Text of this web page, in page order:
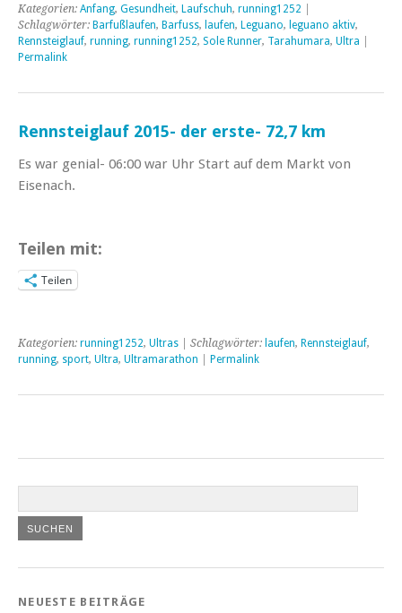
Kategorien: Anfang, Gesundheit, Laufschuh, running1252
Schlagwörter: Barfußlaufen, Barfuss, laufen, Leguano, leguano aktiv,
Rennsteiglauf, running, running1252, Sole Runner, Tarahumara, Ultra
Permalink
Rennsteiglauf 2015- der erste- 72,7 km
Es war genial- 06:00 war Uhr Start auf dem Markt von
Eisenach.
Teilen mit:
Teilen
Kategorien: running1252, Ultras | Schlagwörter: laufen, Rennsteiglauf,
running, sport, Ultra, Ultramarathon Permalink
NEUESTE BEITRÄGE